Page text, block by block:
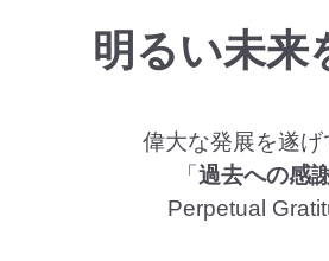
明るい未来
偉大な発展を遂げ
「 過去への感
Perpetual